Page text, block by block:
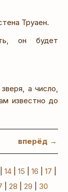
Труаен.
он будет
а число,
известно до
вперёд →
14| 15 16 17
28 29 30